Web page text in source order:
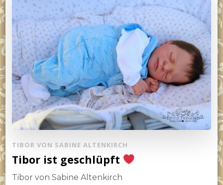
TIBOR VON SABINE ALTENKIRCH
Tibor ist geschlüpft
Tibor von Sabine Altenkirch